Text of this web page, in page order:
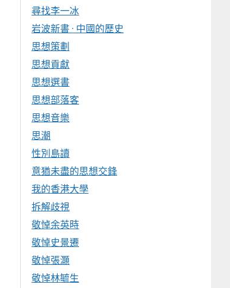
尋找李一冰
岩波新書 · 中國的歷史
思想策劃
思想貢獻
思想選書
思想部落客
思想音樂
思潮
性別島讀
意猶未盡的思想交鋒
我的香港大學
拆解歧視
敬悼余英時
敬悼史景遷
敬悼張灝
敬悼林毓生